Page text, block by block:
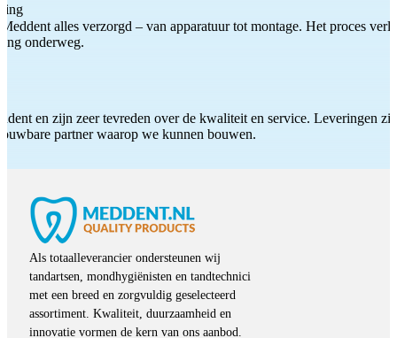
alles verzorgd – van apparatuur tot montage. Het proces
onderweg.
en zijn zeer tevreden over de kwaliteit en service. Leveringen
partner waarop we kunnen bouwen.
Als totaalleverancier ondersteunen wij
tandartsen, mondhygiënisten en tandtechnici
met een breed en zorgvuldig geselecteerd
assortiment. Kwaliteit, duurzaamheid en
innovatie vormen de kern van ons aanbod.